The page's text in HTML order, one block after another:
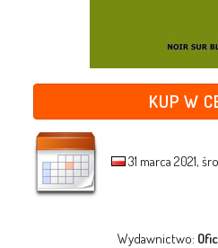
KUP W
31 marca 2021,
Wydawnictwo: